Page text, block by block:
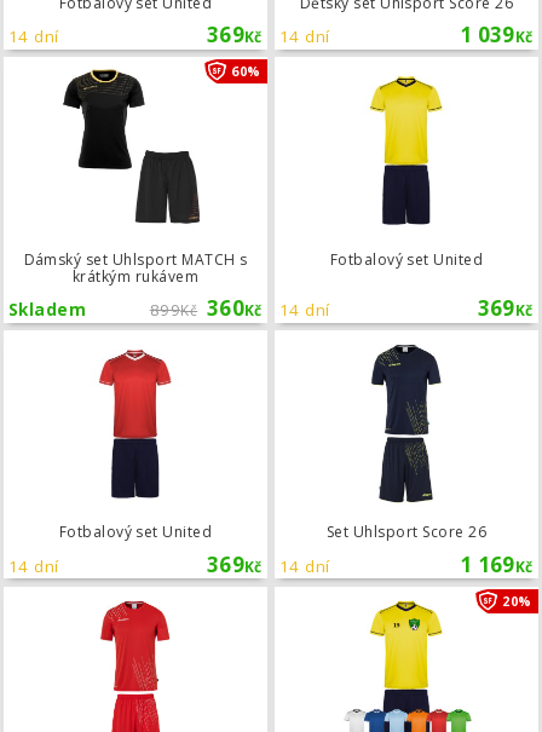
369Kč
14 dní 1 039Kč
14 dní
Dámský set Uhlsport MATCH s
krátkým rukávem
899Kč 360Kč
Skladem
60%
Fotbalový set United
369Kč
14 dní
Fotbalový set United
369Kč
14 dní
Set Uhlsport Score 26
1 169Kč
14 dní
Set Uhlsport Score 26 20%